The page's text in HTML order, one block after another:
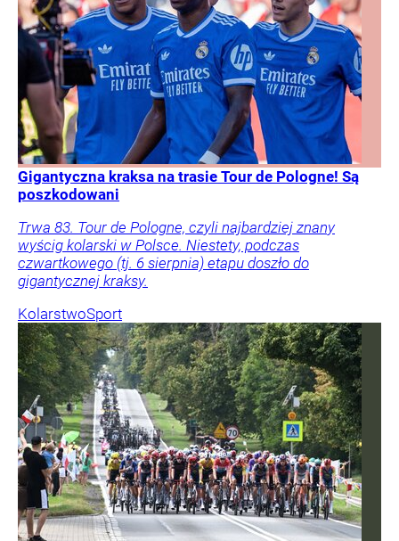
Gigantyczna kraksa na trasie Tour de Pologne! Są
poszkodowani
Trwa 83. Tour de Pologne, czyli najbardziej znany
wyścig kolarski w Polsce. Niestety, podczas
czwartkowego (tj. 6 sierpnia) etapu doszło do
gigantycznej kraksy.
KolarstwoSport